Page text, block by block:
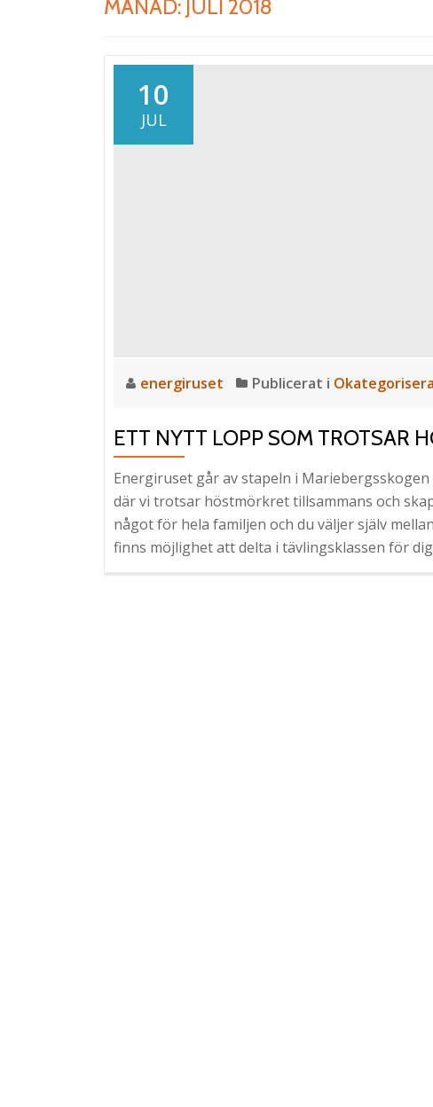
MÅNAD: JULI 2018
10
JUL
energiruset Publicerat i
ETT NYTT LOPP SOM TROTSAR
Energiruset går av stapeln i
där vi trotsar höstmörkret tillsammans och
något för hela familjen och du väljer själv
finns möjlighet att delta i tävlingsklassen för